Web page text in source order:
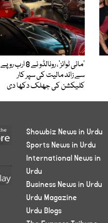
’مائی ٹوائز‘، رونالڈو نے 8 ارب روپے
سے زائد مالیت کی سپر کار
کلیکشن کی جھلک دکھا دی
Showbiz News in Urdu
Sports News in Urdu
International News in
Urdu
Business News in Urdu
Urdu Magazine
Urdu Blogs